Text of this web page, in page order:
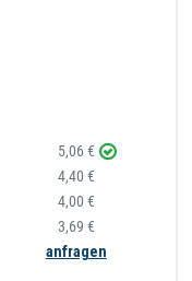
5,06 €
4,40 €
4,00 €
3,69 €
anfragen